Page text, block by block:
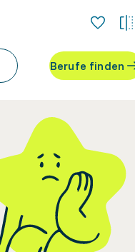
Berufe finden